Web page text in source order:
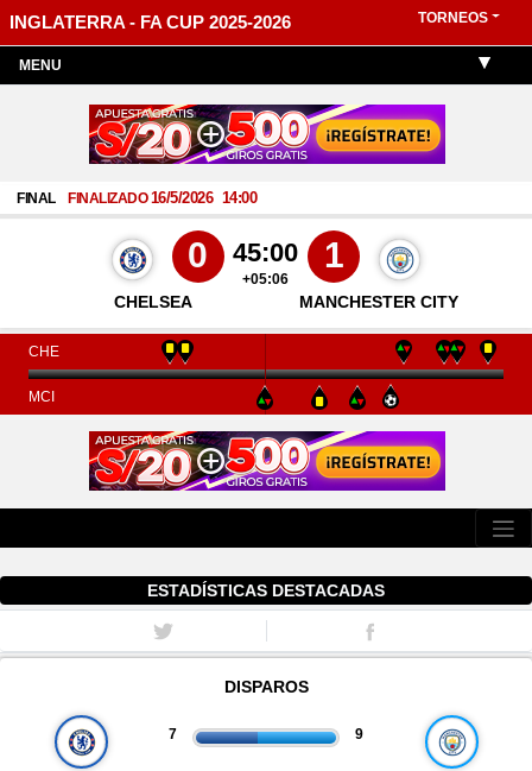
INGLATERRA - FA CUP 2025-2026 TORNEOS
MENU
FINAL FINALIZADO 16/5/2026 14:00
CHELSEA
0 45:00
+05:06
1
MANCHESTER CITY
CHE
MCI
ESTADÍSTICAS DESTACADAS
DISPAROS
7 9